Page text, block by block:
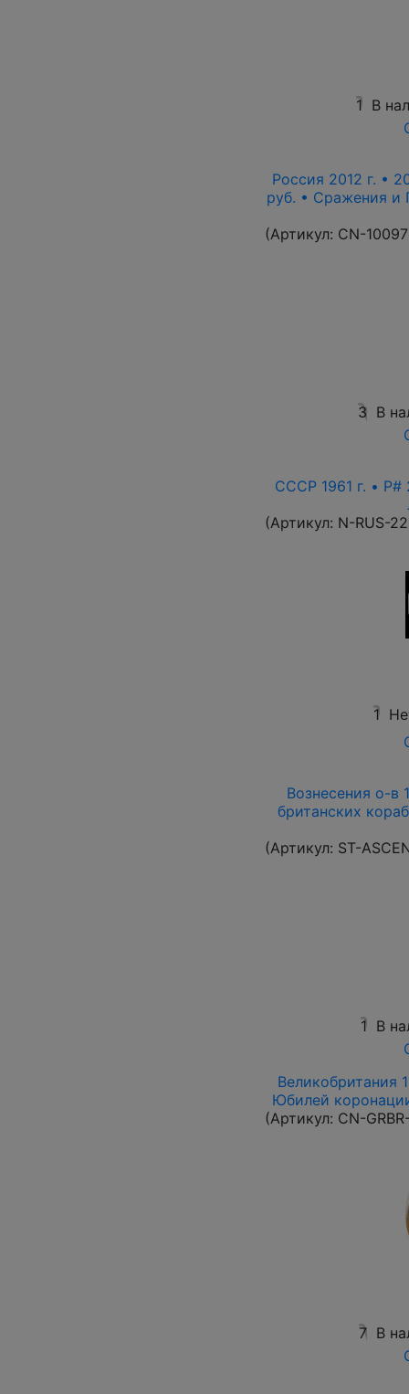
1 В
Россия 2012 г. •
руб. • Сражения и
(Артикул: CN-10097
3 В
СССР 1961 г. •
(Артикул: N-RUS-
1
Вознесения о-в
британских
(Артикул: ST-
1 В
Великобритания
Юбилей
(Артикул: CN-
7 В